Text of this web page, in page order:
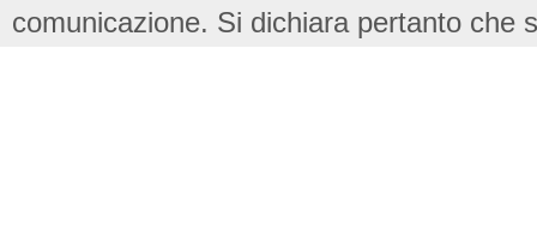
comunicazione. Si dichiara pertanto che